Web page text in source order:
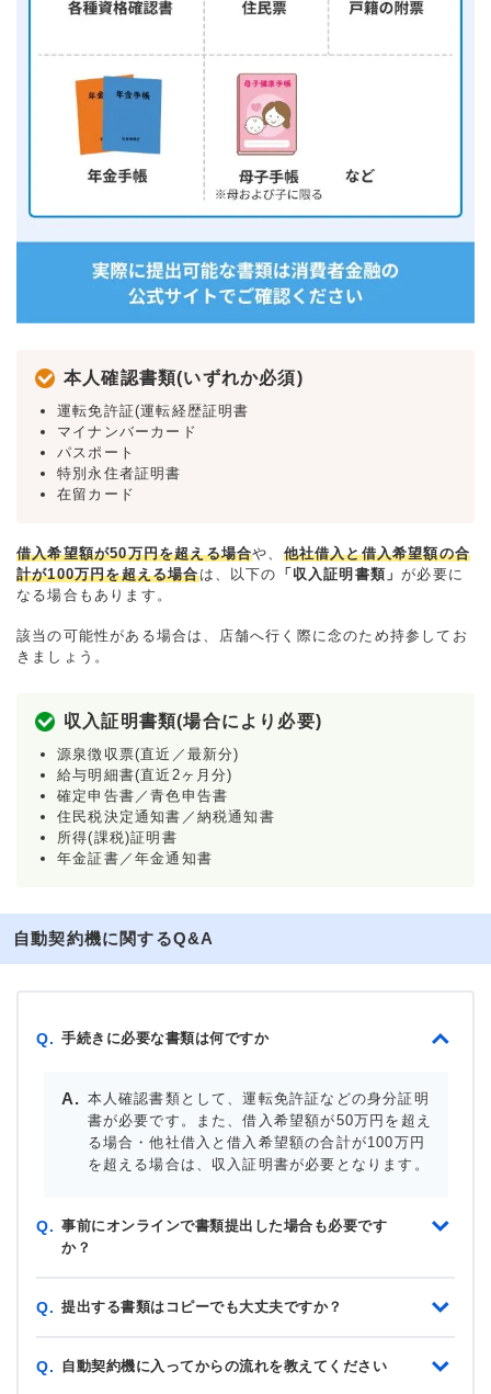
本人確認書類(いずれか必須)
運転免許証(運転経歴証明書
マイナンバーカード
パスポート
特別永住者証明書
在留カード
借入希望額が50万円を超える場合や、 他社借入と借入希望額の合
計が100万円を超える場合は、以下の 「収入証明書類」が必要に
なる場合もあります。
該当の可能性がある場合は、店舗へ行く際に念のため持参してお
きましょう。
収入証明書類(場合により必要)
源泉徴収票(直近／最新分)
給与明細書(直近2ヶ月分)
確定申告書／青色申告書
住民税決定通知書／納税通知書
所得(課税)証明書
年金証書／年金通知書
自動契約機に関するQ&A
Q. 手続きに必要な書類は何ですか
本人確認書類として、運転免許証などの身分証明
書が必要です。また、借入希望額が50万円を超え
る場合・他社借入と借入希望額の合計が100万円
を超える場合は、収入証明書が必要となります。
Q. 事前にオンラインで書類提出した場合も必要です
か？
Q. 提出する書類はコピーでも大丈夫ですか？
Q. 自動契約機に入ってからの流れを教えてください